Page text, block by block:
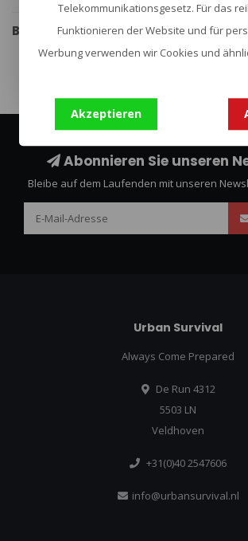
Bewertungen
Abonnieren Sie unseren
Bleibe auf dem Laufenden mit unseren
Urban Survival
Always Come Prepared
De Run 4312
5503 LN
Veldhoven
+31(0)40 2547606
info@urbansurvival.nl
Telekommunikationsgesetz. Für das
Funktionieren der Website und für
Werbung verwenden wir Cookies und
Akzeptieren